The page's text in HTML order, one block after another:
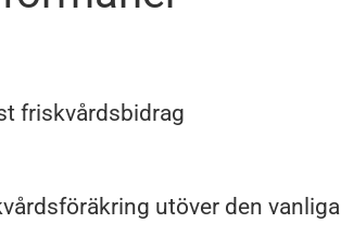
friskvårdsbidrag
utöver den vanliga